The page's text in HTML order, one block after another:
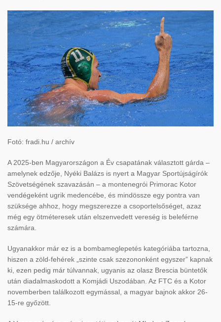
Fotó: fradi.hu / archív
A 2025-ben Magyarországon a Év csapatának választott gárda –
amelynek edzője, Nyéki Balázs is nyert a Magyar Sportújságírók
Szövetségének szavazásán – a montenegrói Primorac Kotor
vendégeként ugrik medencébe, és mindössze egy pontra van
szüksége ahhoz, hogy megszerezze a csoportelsőséget, azaz
még egy ötméteresek után elszenvedett vereség is beleférne
számára.
Ugyanakkor már ez is a bombameglepetés kategóriába tartozna,
hiszen a zöld-fehérek „szinte csak szezononként egyszer” kapnak
ki, ezen pedig már túlvannak, ugyanis az olasz Brescia büntetők
után diadalmaskodott a Komjádi Uszodában. Az FTC és a Kotor
novemberben találkozott egymással, a magyar bajnok akkor 26-
15-re győzött.